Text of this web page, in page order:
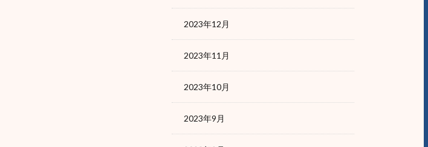
2023年12月
2023年11月
2023年10月
2023年9月